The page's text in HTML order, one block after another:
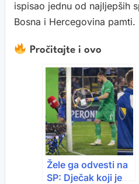
ispisao jednu od najljepših
Bosna i Hercegovina pamti.
Pročitajte i ovo
Žele ga odvesti na
SP: Dječak koji je